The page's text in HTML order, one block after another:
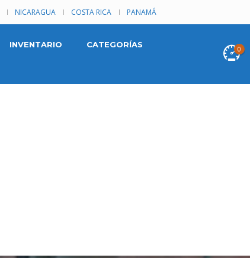
NICARAGUA COSTA RICA PANAMÁ
0
INVENTARIO CATEGORÍAS